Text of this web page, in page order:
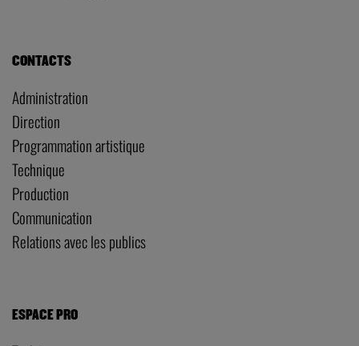
CONTACTS
Administration
Direction
Programmation artistique
Technique
Production
Communication
Relations avec les publics
ESPACE PRO